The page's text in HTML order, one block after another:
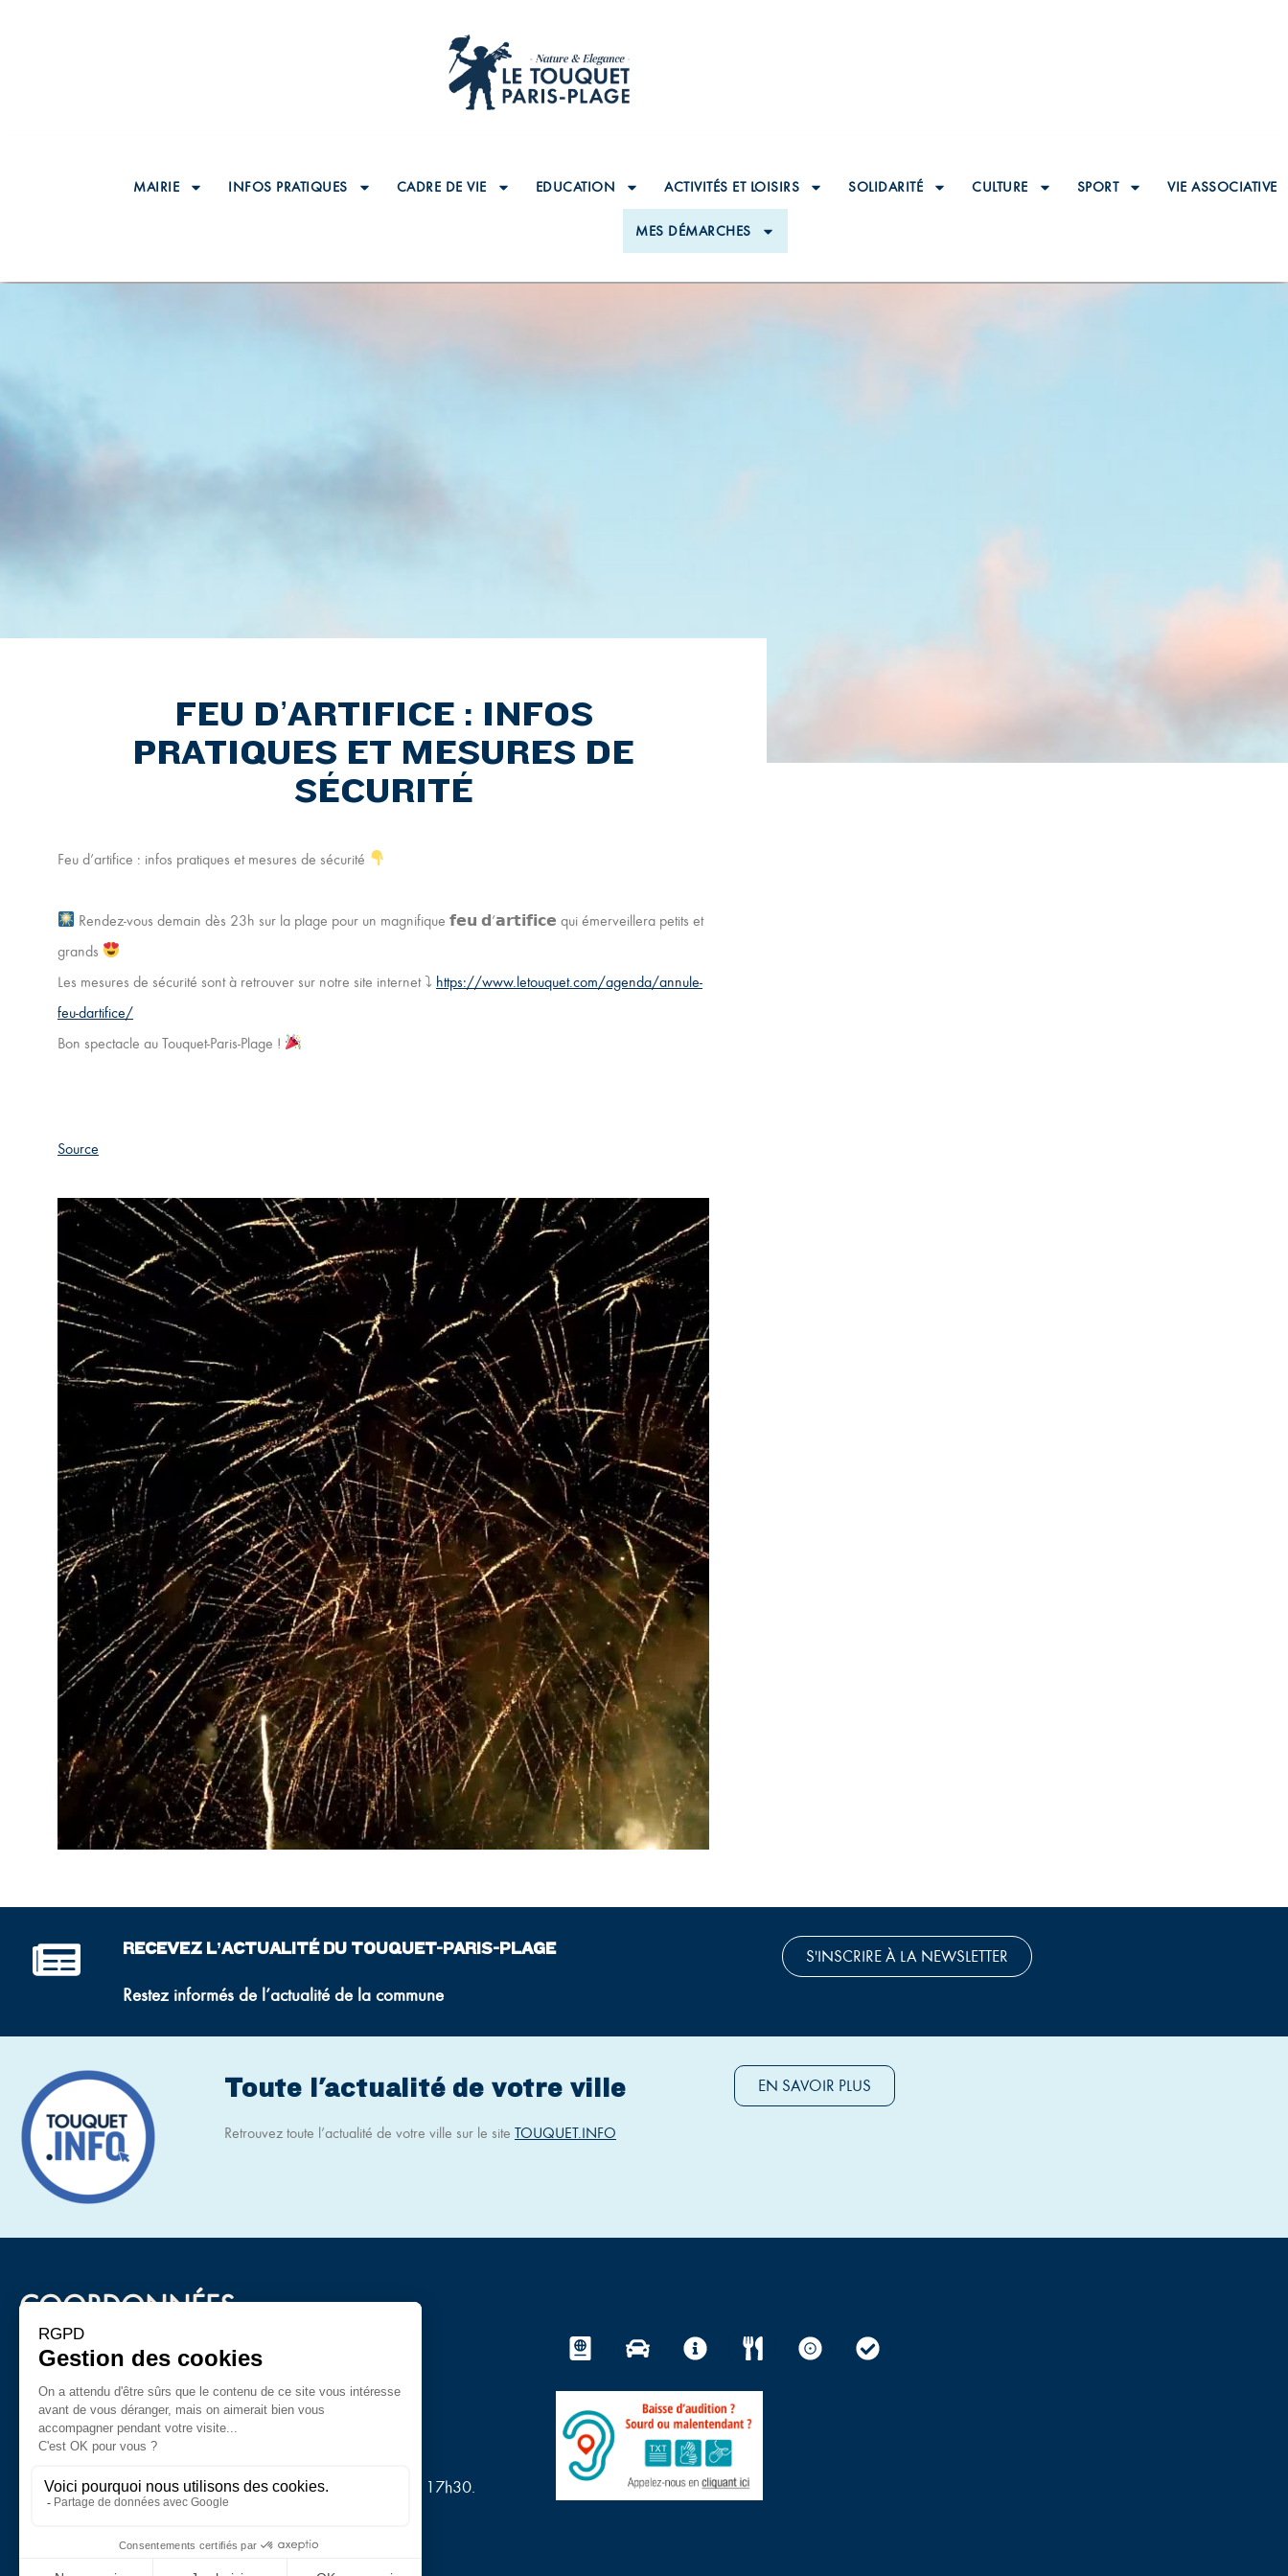
MAIRIE INFOS PRATIQUES CADRE DE VIE EDUCATION ACTIVITÉS ET LOISIRS SOLIDARITÉ CULTURE SPORT VIE ASSOCIATIVE
MES DÉMARCHES
FEU D’ARTIFICE : INFOS
PRATIQUES ET MESURES DE
SÉCURITÉ
Feu d’artifice : infos pratiques et mesures de sécurité
Rendez-vous demain dès 23h sur la plage pour un magnifique 𝗳𝗲𝘂 𝗱’𝗮𝗿𝘁𝗶𝗳𝗶𝗰𝗲 qui émerveillera petits et
grands
Les mesures de sécurité sont à retrouver sur notre site internet ⤵ https://www.letouquet.com/agenda/annule-
feu-dartifice/
Bon spectacle au Touquet-Paris-Plage !
Source
RECEVEZ L’ACTUALITÉ DU TOUQUET-PARIS-PLAGE
Restez informés de l’actualité de la commune
S'INSCRIRE À LA NEWSLETTER
Toute l'actualité de votre ville
Retrouvez toute l’actualité de votre ville sur le site TOUQUET.INFO
EN SAVOIR PLUS
COORDONNÉES
Mairie du Touquet-Paris-Plage
Boulevard Daloz
62520 Le Touquet-Paris-Plage
Tel : 03 21 06 72 72
Ouverture du lundi au vendredi de 8h à 12h et de 13h30 à 17h30.
Le samedi de 9h à 12h.